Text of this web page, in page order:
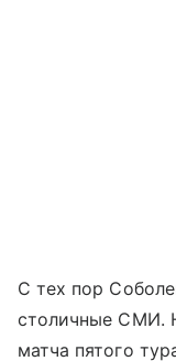
С тех пор
столичные СМИ.
матча пятого